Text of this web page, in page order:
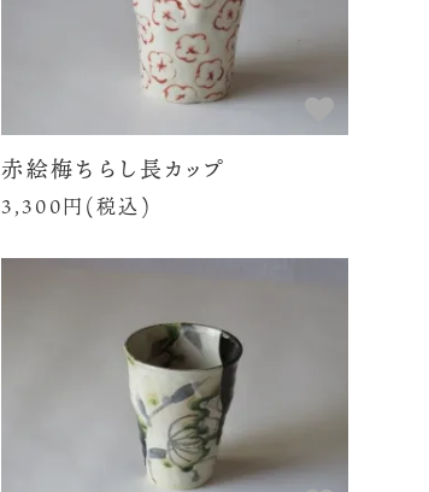
赤絵梅ちらし長カップ
3,300円(税込)